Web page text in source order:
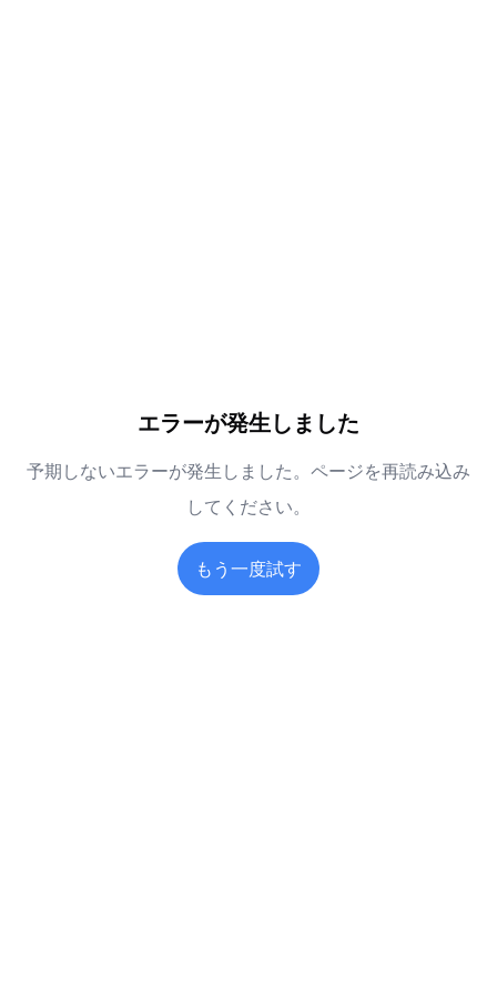
エラーが発生しました
予期しないエラーが発生しました。ページを再読み込み
してください。
もう一度試す